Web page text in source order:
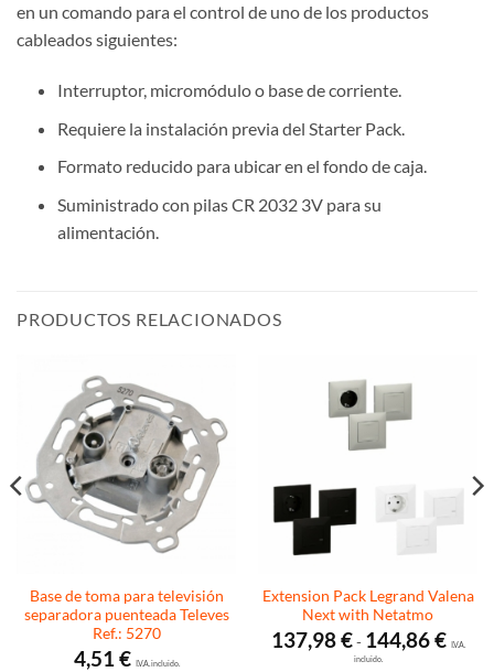
en un comando para el control de uno de los productos
cableados siguientes:
Interruptor, micromódulo o base de corriente.
Requiere la instalación previa del Starter Pack.
Formato reducido para ubicar en el fondo de caja.
Suministrado con pilas CR 2032 3V para su
alimentación.
PRODUCTOS RELACIONADOS
Base de toma para televisión
separadora puenteada Televes
Ref.: 5270
4,51€I.V.A. incluido.
Extension Pack Legrand Valena
Next with Netatmo
137,98€ - 144,86€Rango
de
I.V.A.
incluido.